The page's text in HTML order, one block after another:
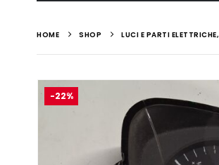
HOME SHOP LUCI E PARTI ELETTRICHE,
-22%